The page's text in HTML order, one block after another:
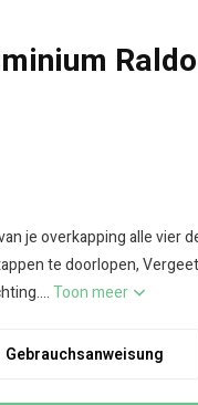
Raldo
je overkapping alle vier
te doorlopen,
Toon meer
Gebrauchsanweisung